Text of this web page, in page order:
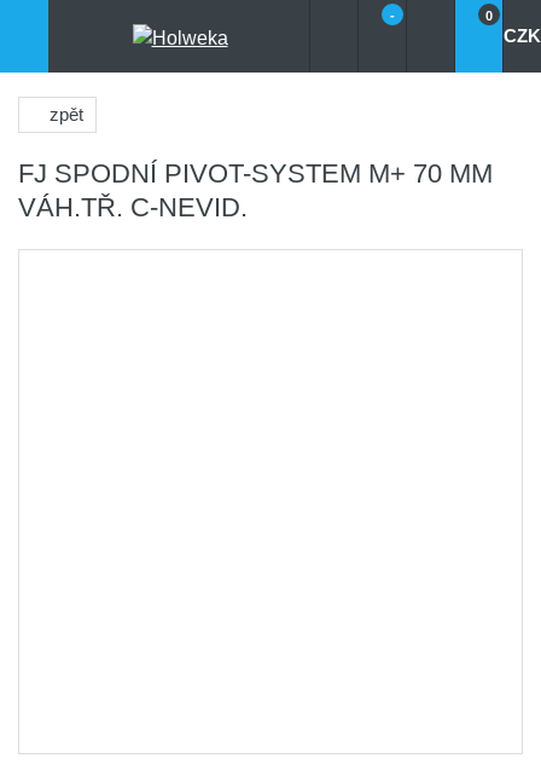
- 0
CZK
zpět
FJ SPODNÍ PIVOT-SYSTEM M+ 70 MM
VÁH.TŘ. C-NEVID.